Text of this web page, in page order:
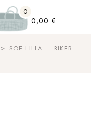
0
0,00€
SOE LILLA – BIKER